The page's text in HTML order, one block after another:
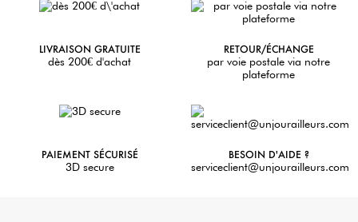
LIVRAISON GRATUITE
dès 200€ d'achat
RETOUR/ÉCHANGE
par voie postale via notre
plateforme
PAIEMENT SÉCURISÉ
3D secure
BESOIN D'AIDE ?
serviceclient@unjourailleurs.com